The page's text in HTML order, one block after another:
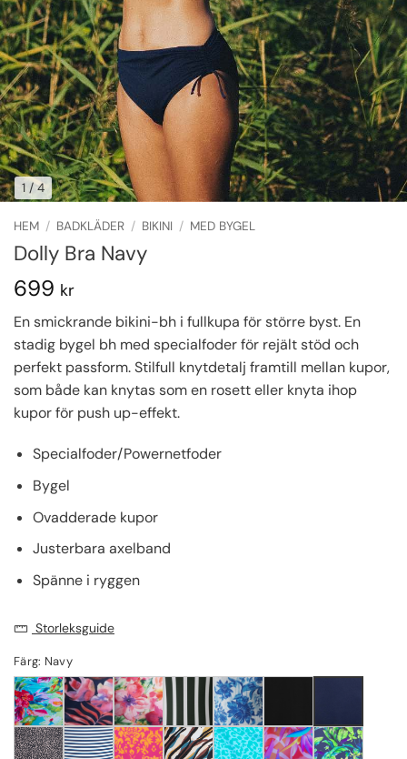
1 / 4
HEM / BADKLÄDER / BIKINI / MED BYGEL
Dolly Bra Navy
699 kr
En smickrande bikini-bh i fullkupa för större byst. En
stadig bygel bh med specialfoder för rejält stöd och
perfekt passform. Stilfull knytdetalj framtill mellan kupor,
som både kan knytas som en rosett eller knyta ihop
kupor för push up-effekt.
Specialfoder/Powernetfoder
Bygel
Ovadderade kupor
Justerbara axelband
Spänne i ryggen
Storleksguide
Färg: Navy